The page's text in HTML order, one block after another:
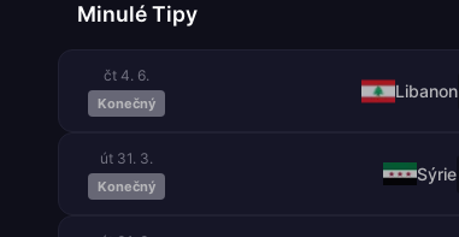
Minulé Tipy
čt 4. 6.
Konečný
Libanon
út 31. 3.
Konečný
Sýrie